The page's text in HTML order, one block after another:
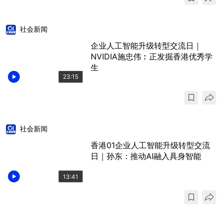
23:15
社会新闻
企业人工智能升级转型交流日｜
NVIDIA施忠伟︰正发掘香港优秀学
生
13:41
社会新闻
香港01企业人工智能升级转型交流
日｜孙东：推动AI融入具身智能